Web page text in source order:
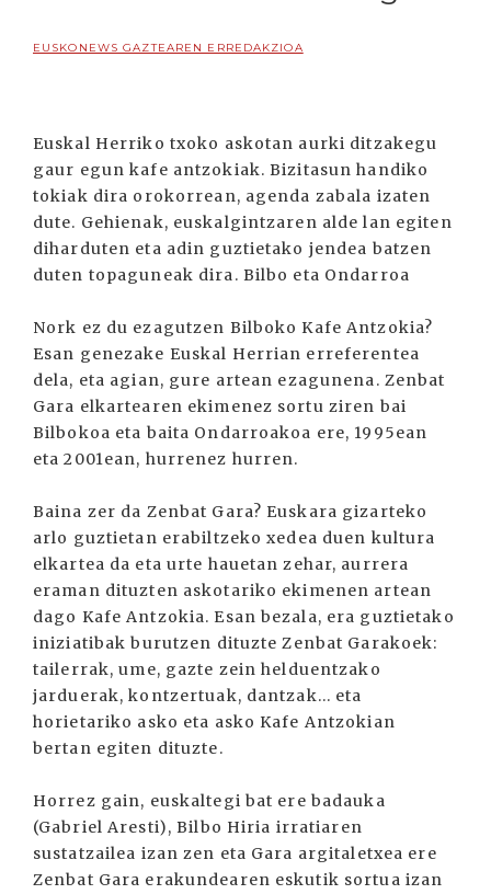
EUSKONEWS GAZTEAREN ERREDAKZIOA
Euskal Herriko txoko askotan aurki ditzakegu
gaur egun kafe antzokiak. Bizitasun handiko
tokiak dira orokorrean, agenda zabala izaten
dute. Gehienak, euskalgintzaren alde lan egiten
diharduten eta adin guztietako jendea batzen
duten topaguneak dira. Bilbo eta Ondarroa
Nork ez du ezagutzen Bilboko Kafe Antzokia?
Esan genezake Euskal Herrian erreferentea
dela, eta agian, gure artean ezagunena. Zenbat
Gara elkartearen ekimenez sortu ziren bai
Bilbokoa eta baita Ondarroakoa ere, 1995ean
eta 2001ean, hurrenez hurren.
Baina zer da Zenbat Gara? Euskara gizarteko
arlo guztietan erabiltzeko xedea duen kultura
elkartea da eta urte hauetan zehar, aurrera
eraman dituzten askotariko ekimenen artean
dago Kafe Antzokia. Esan bezala, era guztietako
iniziatibak burutzen dituzte Zenbat Garakoek:
tailerrak, ume, gazte zein helduentzako
jarduerak, kontzertuak, dantzak... eta
horietariko asko eta asko Kafe Antzokian
bertan egiten dituzte.
Horrez gain, euskaltegi bat ere badauka
(Gabriel Aresti), Bilbo Hiria irratiaren
sustatzailea izan zen eta Gara argitaletxea ere
Zenbat Gara erakundearen eskutik sortua izan